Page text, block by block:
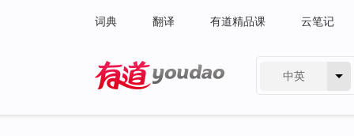
词典 翻译 有道精品课 云笔记
中英